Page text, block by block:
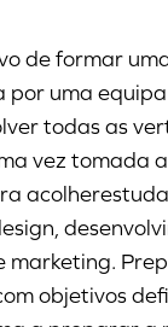
de formar
por uma
todas as
vez tomada
marketing.
objetivos